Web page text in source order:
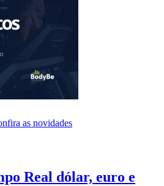
as novidades
talentos